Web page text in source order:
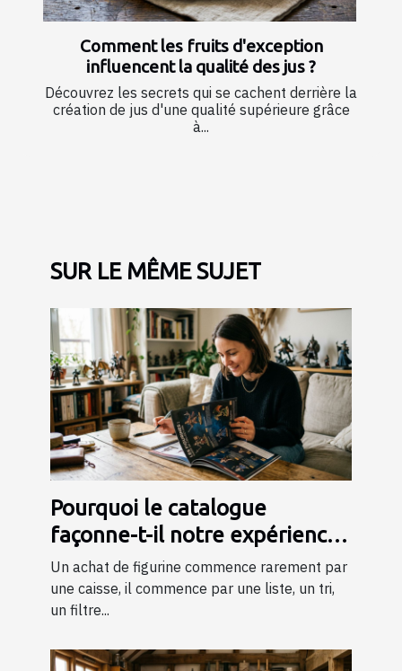
Comment les fruits d'exception
influencent la qualité des jus ?
Découvrez les secrets qui se cachent derrière la
création de jus d'une qualité supérieure grâce
à...
SUR LE MÊME SUJET
Pourquoi le catalogue
façonne-t-il notre expérience
d’achat de figurines ?
Un achat de figurine commence rarement par
une caisse, il commence par une liste, un tri,
un filtre...